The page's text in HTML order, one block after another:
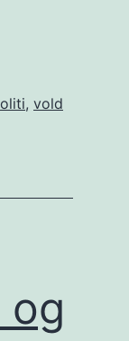
, vold